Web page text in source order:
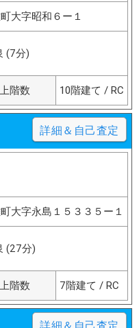
大字昭和６ー１
(7分)
階数 10階建て / RC
詳細＆自己査定
大字永島１５３３５ー１
(27分)
階数 7階建て / RC